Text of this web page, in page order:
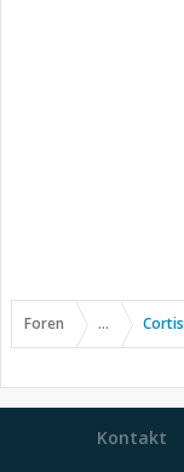
Foren ...
Kontakt